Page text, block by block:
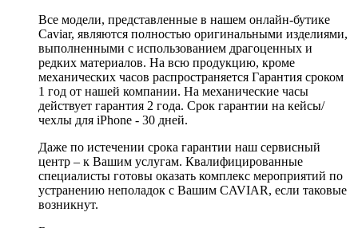
Все модели, представленные в нашем онлайн-бутике
Caviar, являются полностью оригинальными изделиями,
выполненными с использованием драгоценных и
редких материалов. На всю продукцию, кроме
механических часов распространяется Гарантия сроком
1 год от нашей компании. На механические часы
действует гарантия 2 года. Срок гарантии на кейсы/
чехлы для iPhone - 30 дней.
Даже по истечении срока гарантии наш сервисный
центр – к Вашим услугам. Квалифицированные
специалисты готовы оказать комплекс мероприятий по
устранению неполадок с Вашим CAVIAR, если таковые
возникнут.